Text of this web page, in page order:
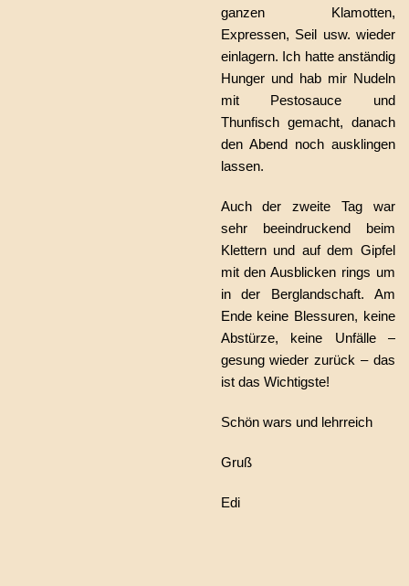
ganzen Klamotten,
Expressen, Seil usw. wieder
einlagern. Ich hatte anständig
Hunger und hab mir Nudeln
mit Pestosauce und
Thunfisch gemacht, danach
den Abend noch ausklingen
lassen.
Auch der zweite Tag war
sehr beeindruckend beim
Klettern und auf dem Gipfel
mit den Ausblicken rings um
in der Berglandschaft. Am
Ende keine Blessuren, keine
Abstürze, keine Unfälle –
gesung wieder zurück – das
ist das Wichtigste!
Schön wars und lehrreich
Gruß
Edi